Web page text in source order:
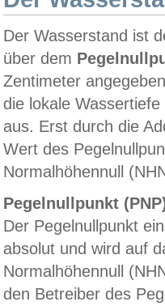
Der Wasserstand ist
über dem
Zentimeter
die lokale
aus. Erst durch die
Wert des
Normalhöhennull
Pegelnullpunkt
Der Pegelnullpunkt
absolut und wird auf
Normalhöhennull
den Betreiber des